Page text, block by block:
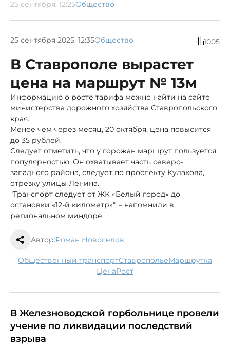
25 сентября, 12:25Общество
25 сентября 2025, 12:35Общество 1005
В Ставрополе вырастет
цена на маршрут № 13м
Информацию о росте тарифа можно найти на сайте
министерства дорожного хозяйства Ставропольского
края.
Менее чем через месяц, 20 октября, цена повысится
до 35 рублей.
Следует отметить, что у горожан маршрут пользуется
популярностью. Он охватывает часть северо-
западного района, следует по проспекту Кулакова,
отрезку улицы Ленина.
"Транспорт следует от ЖК «Белый город» до
остановки «12-й километр»". – напомнили в
региональном миндоре.
Автор:Роман Новоселов
общественный транспорт Ставрополье
маршрутка
цена
рост
В Железноводской горбольнице провели
учение по ликвидации последствий
взрыва